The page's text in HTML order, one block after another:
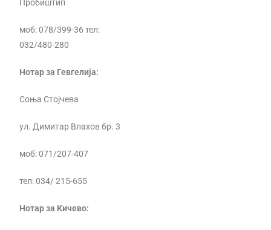
Пробиштип
моб: 078/399-36 тел:
032/480-280
Нотар за Гевгелија:
Соња Стојчева
ул. Димитар Влахов бр. 3
моб: 071/207-407
тел: 034/ 215-655
Нотар за Кичево: